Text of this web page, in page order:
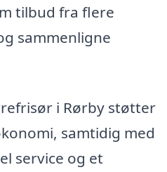
tilbud fra flere
sammenligne
i Rørby støtter
samtidig med
service og et